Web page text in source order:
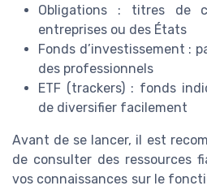
Obligations : titres de
entreprises ou des États
Fonds d’investissement :
des professionnels
ETF (trackers) : fonds
de diversifier facilement
Avant de se lancer, il est
de consulter des ressources
vos connaissances sur le